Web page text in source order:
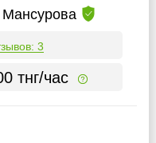
3
тнг/час